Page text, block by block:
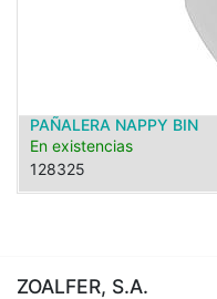
PAÑALERA NAPPY BIN
En existencias
128325
ZOALFER, S.A.